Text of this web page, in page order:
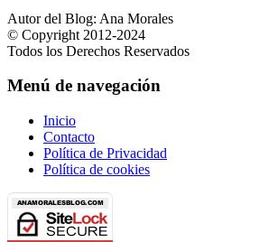
Autor del Blog: Ana Morales
© Copyright 2012-2024
Todos los Derechos Reservados
Menú de navegación
Inicio
Contacto
Política de Privacidad
Política de cookies